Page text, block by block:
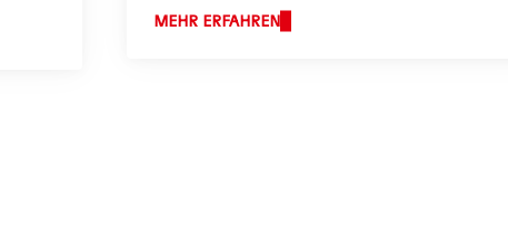
MEHR ERFAHREN